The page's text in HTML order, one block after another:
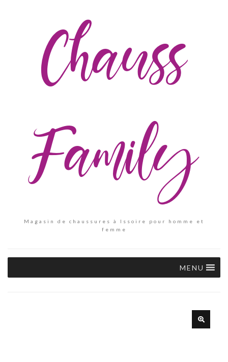
Chauss
Family
Magasin de chaussures à Issoire pour homme et
femme
MENU